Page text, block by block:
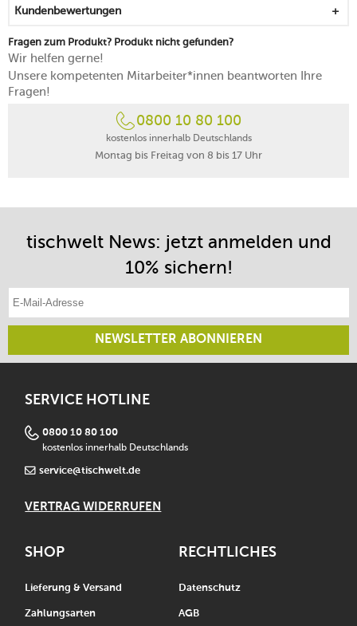
in die Glasur ein und sind somit ausgezeichnet
geschützt
für alle, die Wert auf eine gehobene Tischkultur und das
Fine Dining setzen
spülmaschinenfest
Kundenbewertungen
Fragen zum Produkt? Produkt nicht gefunden?
Wir helfen gerne!
Unsere kompetenten Mitarbeiter*innen beantworten Ihre
Fragen!
0800 10 80 100
kostenlos innerhalb Deutschlands
Montag bis Freitag von 8 bis 17 Uhr
tischwelt News: jetzt anmelden und
10% sichern!
NEWSLETTER ABONNIEREN
SERVICE HOTLINE
0800 10 80 100
kostenlos innerhalb Deutschlands
service@tischwelt.de
VERTRAG WIDERRUFEN
SHOP
Lieferung & Versand
Zahlungsarten
RECHTLICHES
Datenschutz
AGB